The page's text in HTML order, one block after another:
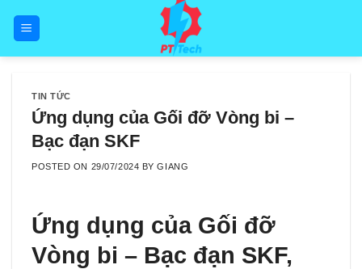
TIN TỨC
Ứng dụng của Gối đỡ Vòng bi –
Bạc đạn SKF
POSTED ON 29/07/2024 BYGIANG
Ứng dụng của Gối đỡ
Vòng bi – Bạc đạn SKF,